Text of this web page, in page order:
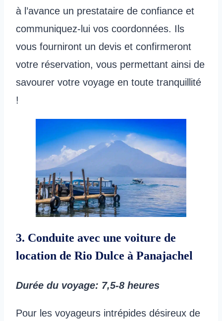
à l’avance un prestataire de confiance et
communiquez-lui vos coordonnées. Ils
vous fourniront un devis et confirmeront
votre réservation, vous permettant ainsi de
savourer votre voyage en toute tranquillité
!
3. Conduite avec une voiture de
location de Rio Dulce à Panajachel
Durée du voyage: 7,5-8 heures
Pour les voyageurs intrépides désireux de